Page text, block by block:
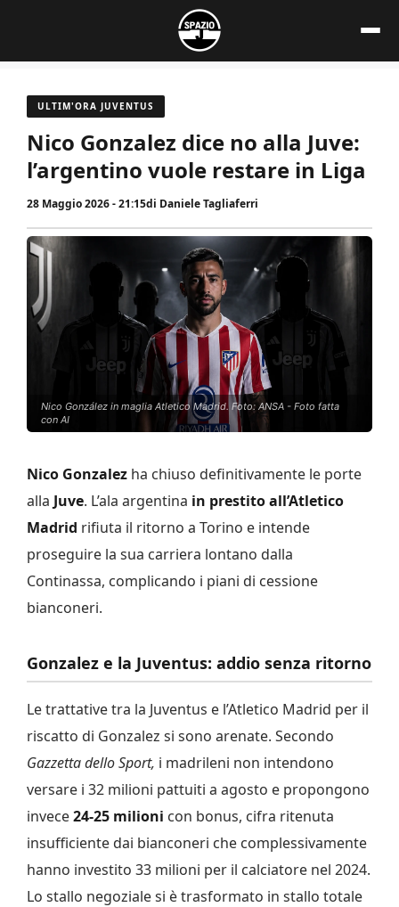
contenuto
ULTIM'ORA JUVENTUS
Nico Gonzalez dice no alla Juve:
l’argentino vuole restare in Liga
28 Maggio 2026 - 21:15di Daniele Tagliaferri
Nico González in maglia Atletico Madrid. Foto: ANSA - Foto fatta
con AI
Nico Gonzalez ha chiuso definitivamente le porte
alla Juve. L’ala argentina in prestito all’Atletico
Madrid rifiuta il ritorno a Torino e intende
proseguire la sua carriera lontano dalla
Continassa, complicando i piani di cessione
bianconeri.
Gonzalez e la Juventus: addio senza ritorno
Le trattative tra la Juventus e l’Atletico Madrid per il
riscatto di Gonzalez si sono arenate. Secondo
Gazzetta dello Sport, i madrileni non intendono
versare i 32 milioni pattuiti a agosto e propongono
invece24-25 milioni con bonus, cifra ritenuta
insufficiente dai bianconeri che complessivamente
hanno investito 33 milioni per il calciatore nel 2024.
Lo stallo negoziale si è trasformato in stallo totale